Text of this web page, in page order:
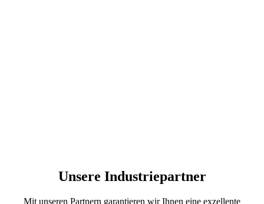
Unsere Industriepartner
Mit unseren Partnern garantieren wir Ihnen eine exzellente